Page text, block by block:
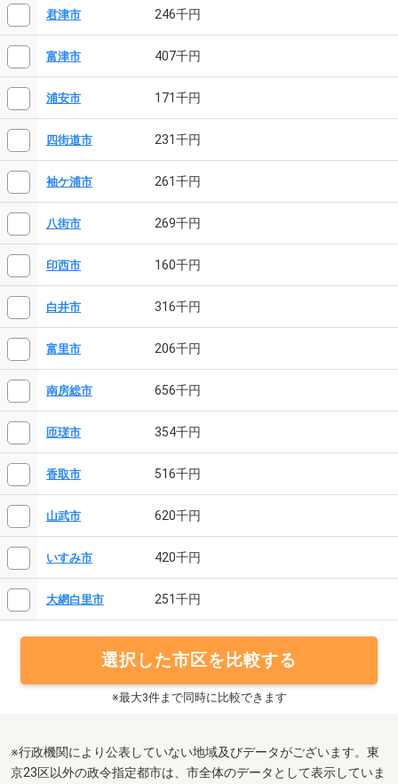
君津市 246千円
富津市 407千円
浦安市 171千円
四街道市 231千円
袖ケ浦市 261千円
八街市 269千円
印西市 160千円
白井市 316千円
富里市 206千円
南房総市 656千円
匝瑳市 354千円
香取市 516千円
山武市 620千円
いすみ市 420千円
大網白里市 251千円
選択した市区を比較する
※最大3件まで同時に比較できます
※行政機関により公表していない地域及びデータがございます。東
京23区以外の政令指定都市は、市全体のデータとして表示していま